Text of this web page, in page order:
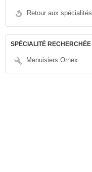
Retour aux spécialités
SPÉCIALITÉ RECHERCHÉE
Menuisiers Ornex